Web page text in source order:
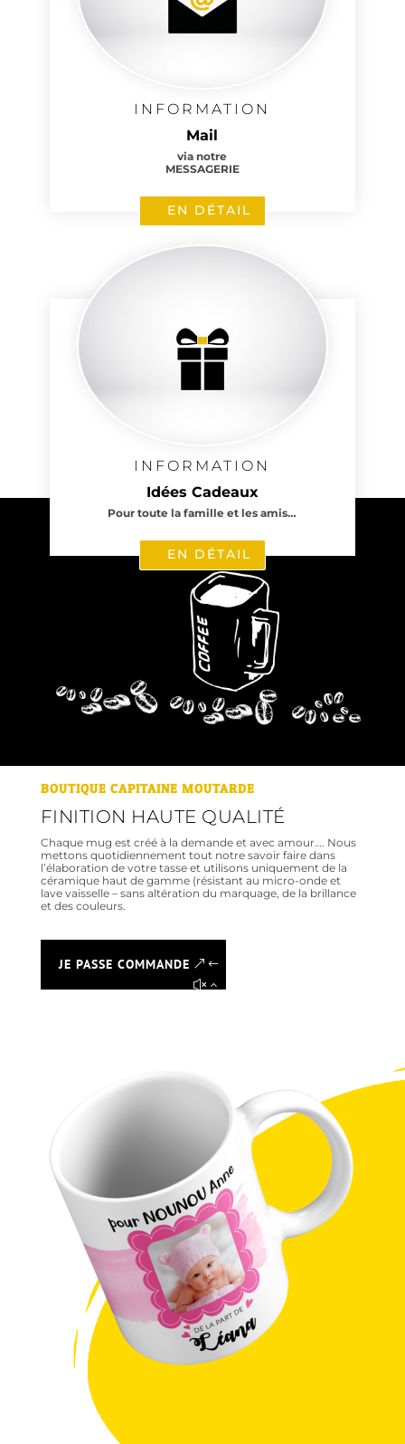
INFORMATION
Mail
via notre
MESSAGERIE
EN DÉTAIL
INFORMATION
Idées Cadeaux
Pour toute la famille et les amis…
EN DÉTAIL
BOUTIQUE CAPITAINE MOUTARDE
FINITION HAUTE QUALITÉ
Chaque mug est créé à la demande et avec amour…. Nous
mettons quotidiennement tout notre savoir faire dans
l’élaboration de votre tasse et utilisons uniquement de la
céramique haut de gamme (résistant au micro-onde et
lave vaisselle – sans altération du marquage, de la brillance
et des couleurs.
JE PASSE COMMANDE